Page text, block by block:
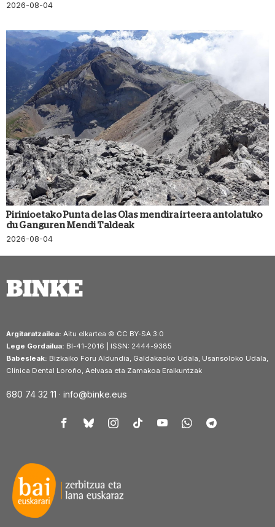
2026-08-04
Pirinioetako Punta de las Olas mendira irteera antolatuko
du Ganguren Mendi Taldeak
2026-08-04
Argitaratzailea: Aitu elkartea © CC BY-SA 3.0
Lege Gordailua: BI-41-2016 | ISSN: 2444-9385
Babesleak: Bizkaiko Foru Aldundia, Galdakaoko Udala, Usansoloko Udala,
Clínica Dental Loroño, Aelvasa eta Zamakoa Eraikuntzak
680 74 32 11 · info@binke.eus